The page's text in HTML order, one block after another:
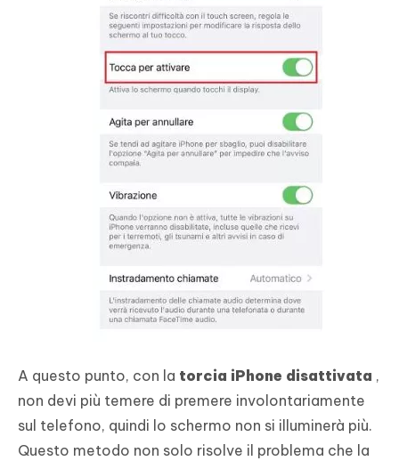
A questo punto, con la torcia iPhone disattivata ,
non devi più temere di premere involontariamente
sul telefono, quindi lo schermo non si illuminerà più.
Questo metodo non solo risolve il problema che la